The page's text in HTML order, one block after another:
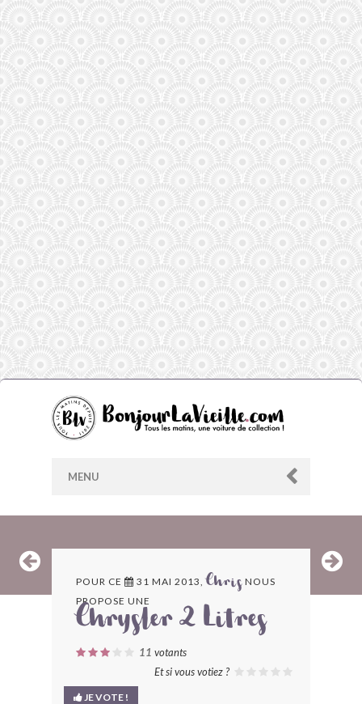
MENU
ARCHIVES
LES CONTRIBUTEURS
LE BLOG
POUR CE 31 MAI 2013,Chris NOUS
PROPOSE UNE
Chrysler 2 Litres
11 votants
Et si vous votiez ?
JE VOTE !